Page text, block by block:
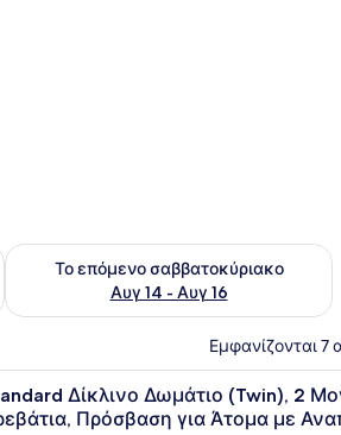
σαββατοκύριακο Αυγ 7 - Αυγ 9
Το επόμενο σαββατοκύριακο
Αυγ 14 - Αυγ 16
Έλεγχος διαθεσιμότητας για το
Εμφανίζονται 7
μια καρέκλα και ένα παράθυρο με
ξύλινες δοκούς στην οροφή, ένα κρεβάτι
Ένα δωμάτιο
4
Δίκλινο Δωμάτιο (Twin), 2
Πρόσβαση για Άτομα με